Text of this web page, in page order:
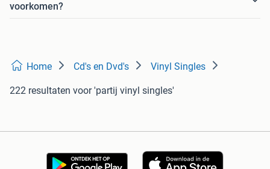
voorkomen?
Home Cd's en Dvd's Vinyl Singles
222 resultaten voor 'partij vinyl singles'